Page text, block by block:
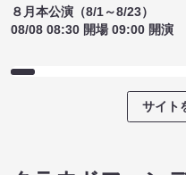
８月本公演（8/1～8/23）
08/08 08:30 開場 09:00 開演
サイト